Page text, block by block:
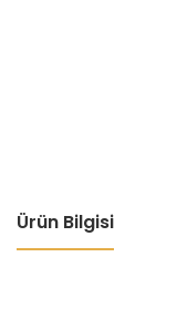
Ürün Bilgisi